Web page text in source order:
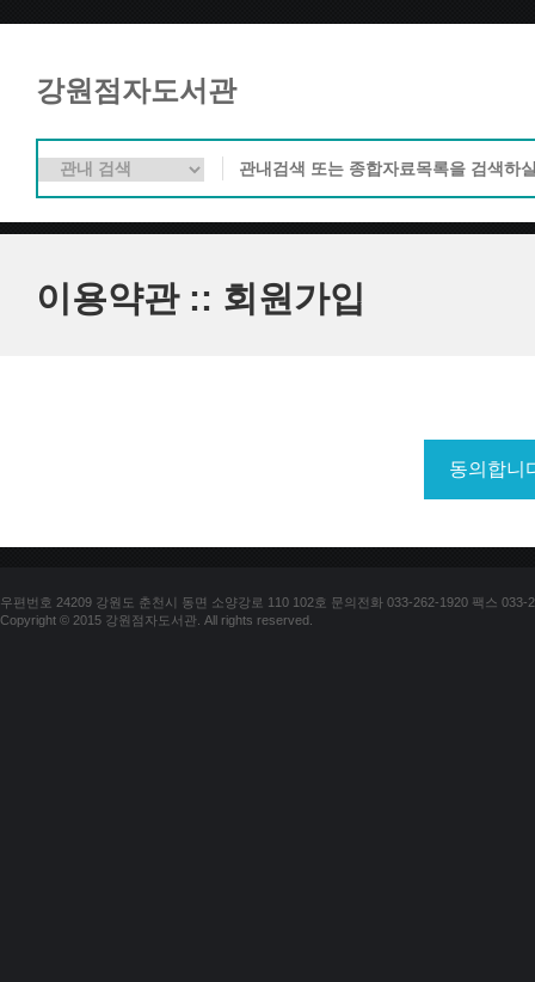
강원점자도서관
이용약관 :: 회원가입
우편번호 24209 강원도 춘천시 동면 소양강로 110 102호 문의전화 033-262-1920 팩스 033-
Copyright © 2015 강원점자도서관. All rights reserved.